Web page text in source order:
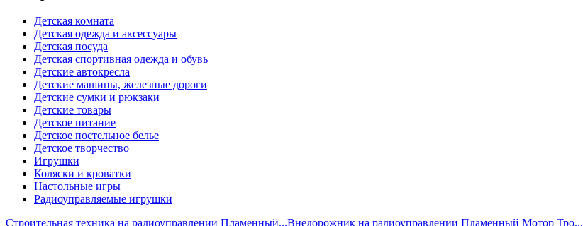
Детская комната
Детская одежда и аксессуары
Детская посуда
Детская спортивная одежда и обувь
Детские автокресла
Детские машины, железные дороги
Детские сумки и рюкзаки
Детские товары
Детское питание
Детское постельное белье
Детское творчество
Игрушки
Коляски и кроватки
Настольные игры
Радиоуправляемые игрушки
Строительная техника на радиоуправлении Пламенный...Внедорожник на радиоуправлении Пламенный Мотор Тро...